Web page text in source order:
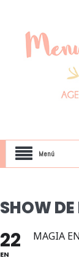
Menú
SHOW
22
EN
MAGIA